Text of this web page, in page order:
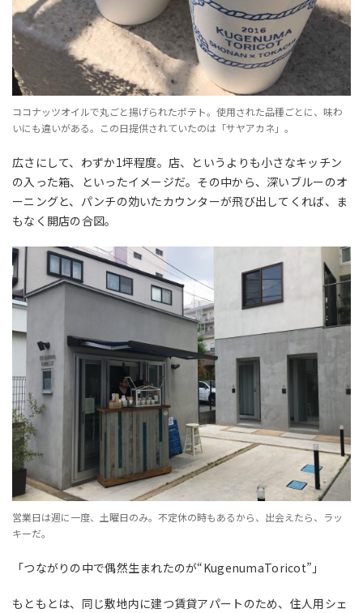
ココナッツオイルで丸ごと揚げられたポテト。使用された品種ごとに、味わ
いにも違いがある。この日提供されていたのは「サヤアカネ」。
広さにして、わずか1坪程度。店、というよりも小さなキッチン
の入った箱、といったイメージだ。その中から、深いブルーのオ
ーニングと、パンチの効いたカウンターが飛び出してくれば、ま
もなく開店の合図。
営業日は週に一度、土曜日のみ。不定休の時もあるから、出会えたら、ラッ
キーだ。
「つながりの中で偶然生まれたのが“KugenumaToricot”」
もともとは、同じ敷地内に建つ賃貸アパートのため、住人用シェ